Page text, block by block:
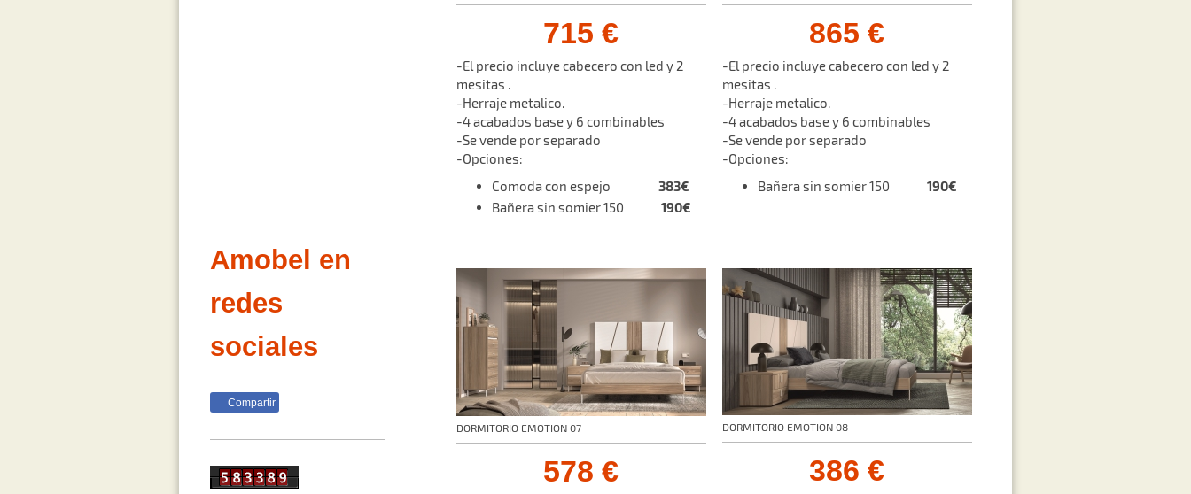
715 €
-El precio incluye cabecero con led y 2
mesitas .
-Herraje metalico.
-4 acabados base y 6 combinables
-Se vende por separado
-Opciones:
Comoda con espejo 383€
Bañera sin somier 150 190€
865 €
-El precio incluye cabecero con led y 2
mesitas .
-Herraje metalico.
-4 acabados base y 6 combinables
-Se vende por separado
-Opciones:
Bañera sin somier 150 190€
DORMITORIO EMOTION 07
578 €
DORMITORIO EMOTION 08
386 €
Amobel en
redes
sociales
Compartir